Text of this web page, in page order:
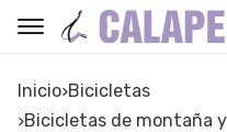
Inicio
bicicletas
bicicletas de montaña